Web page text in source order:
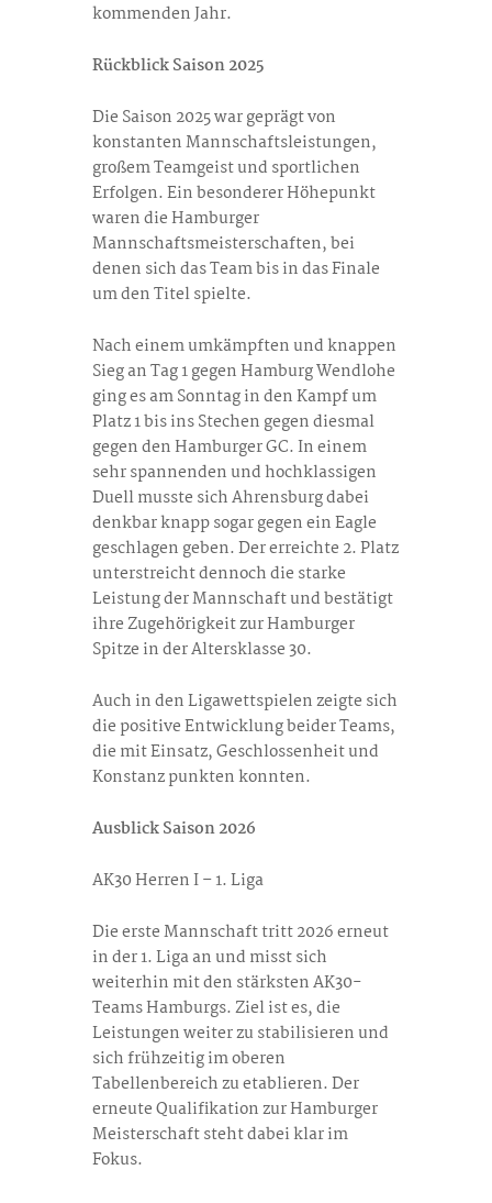
kommenden Jahr.
Rückblick Saison 2025
Die Saison 2025 war geprägt von
konstanten Mannschaftsleistungen,
großem Teamgeist und sportlichen
Erfolgen. Ein besonderer Höhepunkt
waren die Hamburger
Mannschaftsmeisterschaften, bei
denen sich das Team bis in das Finale
um den Titel spielte.
Nach einem umkämpften und knappen
Sieg an Tag 1 gegen Hamburg Wendlohe
ging es am Sonntag in den Kampf um
Platz 1 bis ins Stechen gegen diesmal
gegen den Hamburger GC. In einem
sehr spannenden und hochklassigen
Duell musste sich Ahrensburg dabei
denkbar knapp sogar gegen ein Eagle
geschlagen geben. Der erreichte 2. Platz
unterstreicht dennoch die starke
Leistung der Mannschaft und bestätigt
ihre Zugehörigkeit zur Hamburger
Spitze in der Altersklasse 30.
Auch in den Ligawettspielen zeigte sich
die positive Entwicklung beider Teams,
die mit Einsatz, Geschlossenheit und
Konstanz punkten konnten.
Ausblick Saison 2026
AK30 Herren I – 1. Liga
Die erste Mannschaft tritt 2026 erneut
in der 1. Liga an und misst sich
weiterhin mit den stärksten AK30-
Teams Hamburgs. Ziel ist es, die
Leistungen weiter zu stabilisieren und
sich frühzeitig im oberen
Tabellenbereich zu etablieren. Der
erneute Qualifikation zur Hamburger
Meisterschaft steht dabei klar im
Fokus.